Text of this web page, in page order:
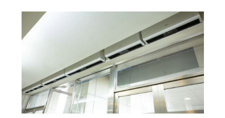
ระทบในพื้นที่